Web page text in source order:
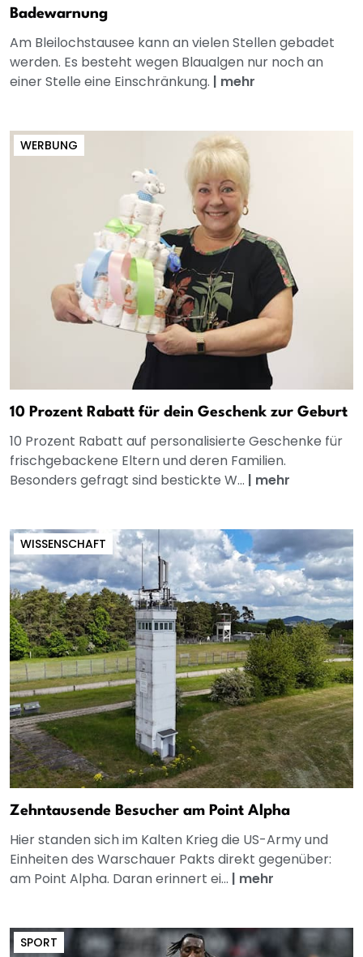
Badewarnung
Am Bleilochstausee kann an vielen Stellen gebadet
werden. Es besteht wegen Blaualgen nur noch an
einer Stelle eine Einschränkung. | mehr
WERBUNG
10 Prozent Rabatt für dein Geschenk zur Geburt
10 Prozent Rabatt auf personalisierte Geschenke für
frischgebackene Eltern und deren Familien.
Besonders gefragt sind bestickte W... | mehr
WISSENSCHAFT
Zehntausende Besucher am Point Alpha
Hier standen sich im Kalten Krieg die US-Army und
Einheiten des Warschauer Pakts direkt gegenüber:
am Point Alpha. Daran erinnert ei... | mehr
SPORT